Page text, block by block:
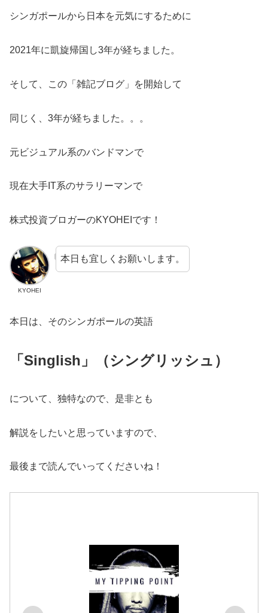
シンガポールから日本を元気にするために
2021年に凱旋帰国し3年が経ちました。
そして、この「雑記ブログ」を開始して
同じく、3年が経ちました。。。
元ビジュアル系のバンドマンで
現在大手IT系のサラリーマンで
株式投資ブロガーのKYOHEIです！
KYOHEI
本日も宜しくお願いします。
本日は、そのシンガポールの英語
「Singlish」（シングリッシュ）
について、独特なので、是非とも
解説をしたいと思っていますので、
最後まで読んでいってくださいね！